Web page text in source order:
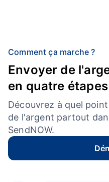
Comment ça marche ?
Envoyer de
en quatre étapes
Découvrez à quel
de l'argent partout
SendNOW.